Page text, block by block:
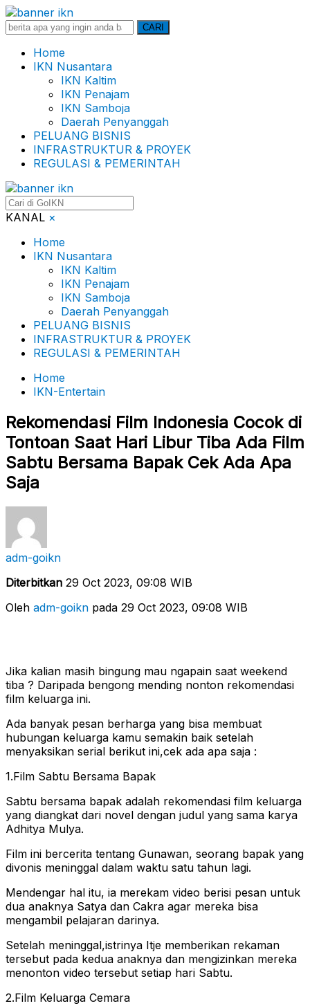
Search
CARI
Home
IKN Nusantara
IKN Kaltim
IKN Penajam
IKN Samboja
Daerah Penyanggah
PELUANG BISNIS
INFRASTRUKTUR & PROYEK
REGULASI & PEMERINTAH
KANAL ×
Home
IKN Nusantara
IKN Kaltim
IKN Penajam
IKN Samboja
Daerah Penyanggah
PELUANG BISNIS
INFRASTRUKTUR & PROYEK
REGULASI & PEMERINTAH
Home
IKN-Entertain
Rekomendasi Film Indonesia Cocok di
Tontoan Saat Hari Libur Tiba Ada Film
Sabtu Bersama Bapak Cek Ada Apa
Saja
adm-goikn
Diterbitkan 29 Oct 2023, 09:08 WIB
Oleh adm-goikn pada 29 Oct 2023, 09:08 WIB
Jika kalian masih bingung mau ngapain saat weekend
tiba ? Daripada bengong mending nonton rekomendasi
film keluarga ini.
Ada banyak pesan berharga yang bisa membuat
hubungan keluarga kamu semakin baik setelah
menyaksikan serial berikut ini,cek ada apa saja :
1.Film Sabtu Bersama Bapak
Sabtu bersama bapak adalah rekomendasi film keluarga
yang diangkat dari novel dengan judul yang sama karya
Adhitya Mulya.
Film ini bercerita tentang Gunawan, seorang bapak yang
divonis meninggal dalam waktu satu tahun lagi.
Mendengar hal itu, ia merekam video berisi pesan untuk
dua anaknya Satya dan Cakra agar mereka bisa
mengambil pelajaran darinya.
Setelah meninggal,istrinya Itje memberikan rekaman
tersebut pada kedua anaknya dan mengizinkan mereka
menonton video tersebut setiap hari Sabtu.
2.Film Keluarga Cemara